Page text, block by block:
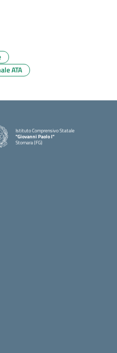
ATA
Istituto Comprensivo Statale
"Giovanni Paolo I"
Stornara (FG)